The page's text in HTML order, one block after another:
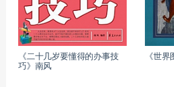
《二十几岁要懂得的办事技
巧》南风
《世界